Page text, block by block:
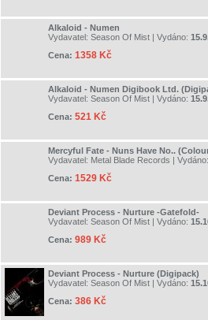
Alkaloid - Numen
Vydavatel: Season Of Mist | Vydáno:
Cena: 1358 Kč
Alkaloid - Numen Digibook Ltd.
Vydavatel: Season Of Mist | Vydáno:
Cena: 521 Kč
Mercyful Fate - Nuns Have No..
Vydavatel: Metal Blade Records |
Cena: 1529 Kč
Deviant Process - Nurture -Gatefold-
Vydavatel: Season Of Mist | Vydáno:
Cena: 989 Kč
Deviant Process - Nurture (Digipack)
Vydavatel: Season Of Mist | Vydáno:
Cena: 386 Kč